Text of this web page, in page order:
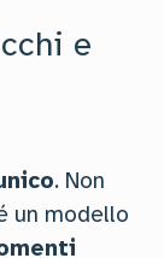
e
. Non
un modello